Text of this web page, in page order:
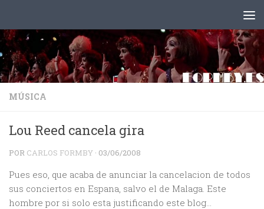
MÚSICA
Lou Reed cancela gira
POR CARLOS FORMBY · 03/06/2008
Pues eso, que acaba de anunciar la cancelacion de todos
sus conciertos en Espana, salvo el de Malaga. Este
hombre por si solo esta justificando este blog…